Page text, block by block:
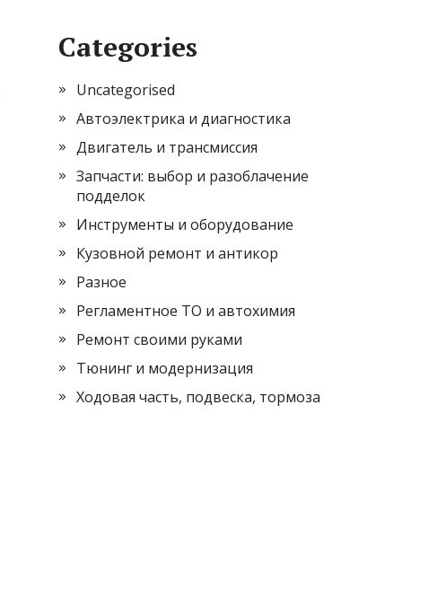
Categories
Uncategorised
Автоэлектрика и диагностика
Двигатель и трансмиссия
Запчасти: выбор и разоблачение
подделок
Инструменты и оборудование
Кузовной ремонт и антикор
Разное
Регламентное ТО и автохимия
Ремонт своими руками
Тюнинг и модернизация
Ходовая часть, подвеска, тормоза